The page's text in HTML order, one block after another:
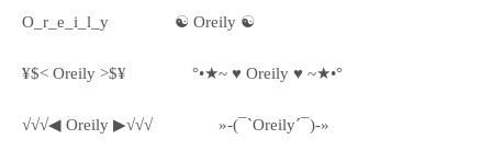
O_r_e_i_l_y ☯ Oreily ☯
¥$< Oreily >$¥ °•★~ ♥ Oreily ♥ ~★•°
√√√◀ Oreily ▶√√√ »-(¯`Oreily´¯)-»